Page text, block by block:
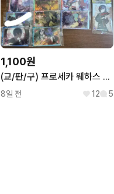
1,100원
(교/판/구) 프로세카 웨하스 12탄
8일 전 12 5